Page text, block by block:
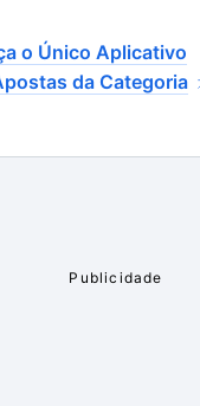
em qualquer meio
o Único Aplicativo
da Categoria